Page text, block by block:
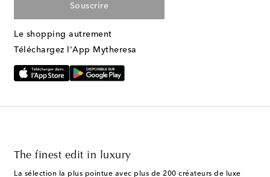
Souscrire
Le shopping autrement
Téléchargez l'App Mytheresa
The finest edit in luxury
La sélection la plus pointue avec plus de 200 créateurs de luxe